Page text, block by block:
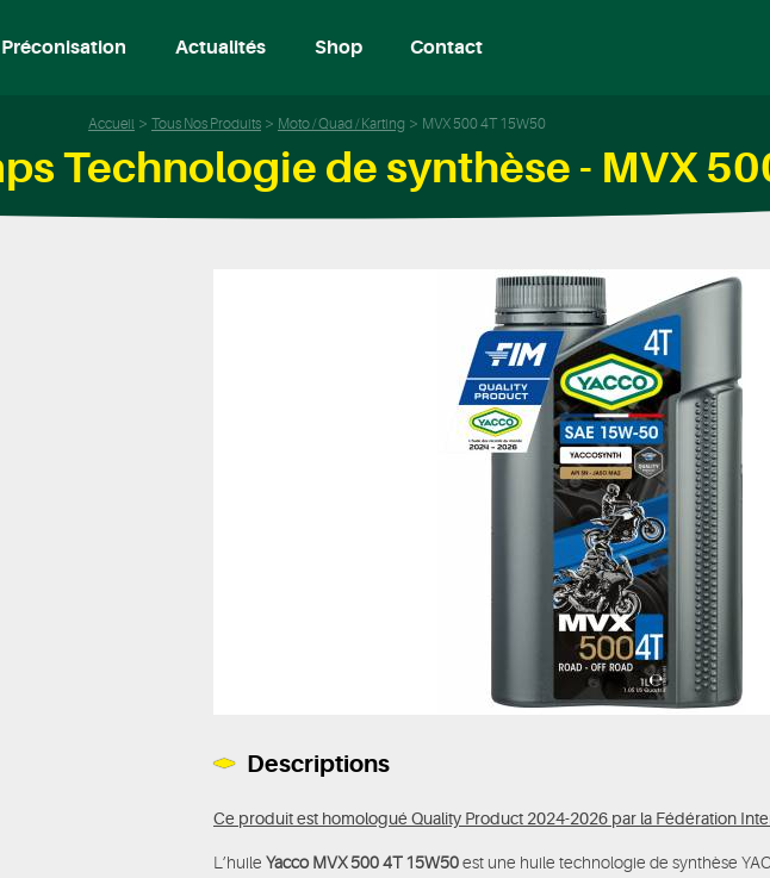
Préconisation Actualités Shop Contact
Accueil Tous Nos Produits Moto / Quad / Karting MVX 500 4T 15W50
Technologie de synthèse - MVX
Descriptions
Ce produit est homologué Quality Product 2024-2026 par la Fédération
L’huile Yacco MVX 500 4T 15W50est une huile technologie de synthèse